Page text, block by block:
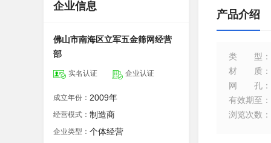
企业信息
佛山市南海区立军五金筛网经营
部
实名认证 企业认证
成立年份： 2009年
经营模式： 制造商
企业类型： 个体经营
产品介绍
类型 ：
材质 ：
网孔 ：
有效期至 ：
浏览次数 ：